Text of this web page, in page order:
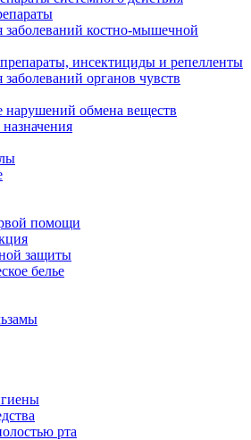
заболеваний костно-мышечной
инсектициды и репелленты
органов чувств
нарушений обмена веществ
помощи
защиты
белье
рта